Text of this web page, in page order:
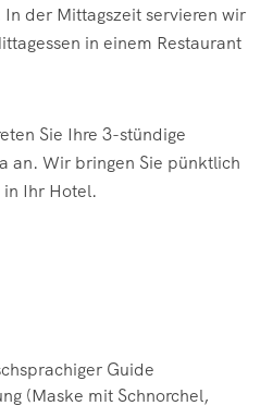
der Mittagszeit servieren wir
in einem Restaurant
Sie Ihre 3-stündige
an. Wir bringen Sie pünktlich
Ihr Hotel.
Guide
(Maske mit Schnorchel,